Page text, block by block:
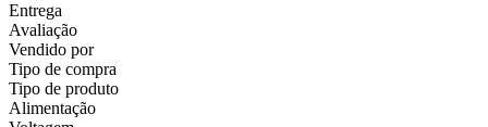
Entrega
Avaliação
Vendido por
Tipo de compra
Tipo de produto
Alimentação